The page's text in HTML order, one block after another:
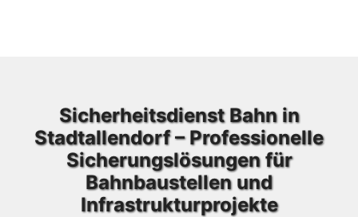
Sicherheitsdienst Bahn in
Stadtallendorf – Professionelle
Sicherungslösungen für
Bahnbaustellen und
Infrastrukturprojekte